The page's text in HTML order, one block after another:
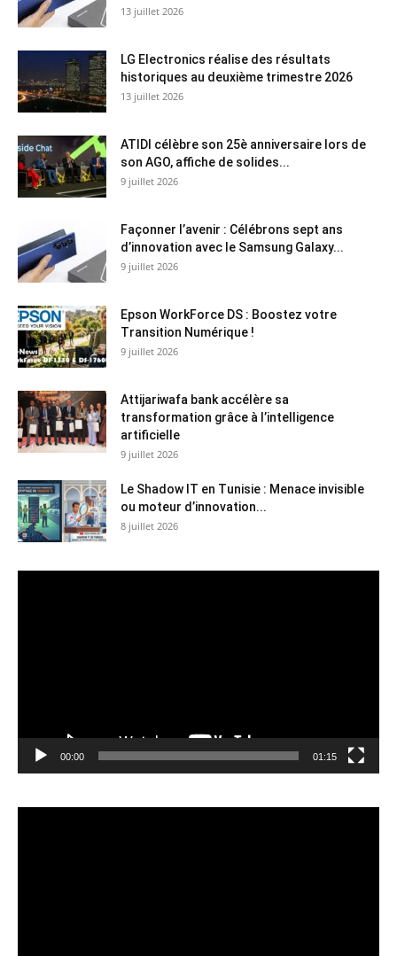
13 juillet 2026
LG Electronics réalise des résultats
historiques au deuxième trimestre 2026
13 juillet 2026
ATIDI célèbre son 25è anniversaire lors de
son AGO, affiche de solides...
9 juillet 2026
Façonner l’avenir : Célébrons sept ans
d’innovation avec le Samsung Galaxy...
9 juillet 2026
Epson WorkForce DS : Boostez votre
Transition Numérique !
9 juillet 2026
Attijariwafa bank accélère sa
transformation grâce à l’intelligence
artificielle
9 juillet 2026
Le Shadow IT en Tunisie : Menace invisible
ou moteur d’innovation...
8 juillet 2026
00:00 01:15